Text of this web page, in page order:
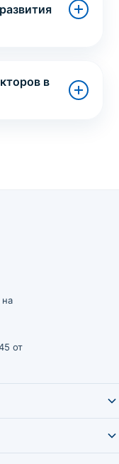
в
от